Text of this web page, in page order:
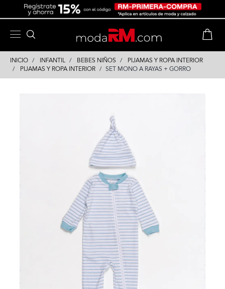
INICIO INFANTIL BEBES NIÑOS
PIJAMAS Y ROPA INTERIOR
PIJAMAS Y ROPA INTERIOR
SET MONO A RAYAS + GORRO